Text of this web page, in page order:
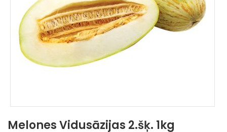
Melones Vidusāzijas 2.šķ. 1kg